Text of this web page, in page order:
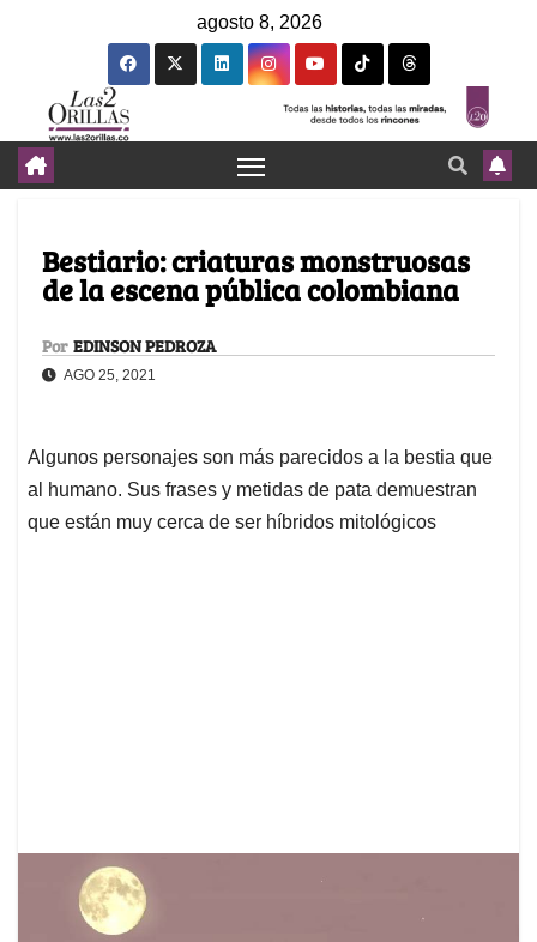
agosto 8, 2026
Bestiario: criaturas monstruosas
de la escena pública colombiana
Por EDINSON PEDROZA
AGO 25, 2021
Algunos personajes son más parecidos a la bestia que
al humano. Sus frases y metidas de pata demuestran
que están muy cerca de ser híbridos mitológicos